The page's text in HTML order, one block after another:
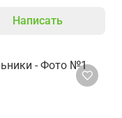
Написать